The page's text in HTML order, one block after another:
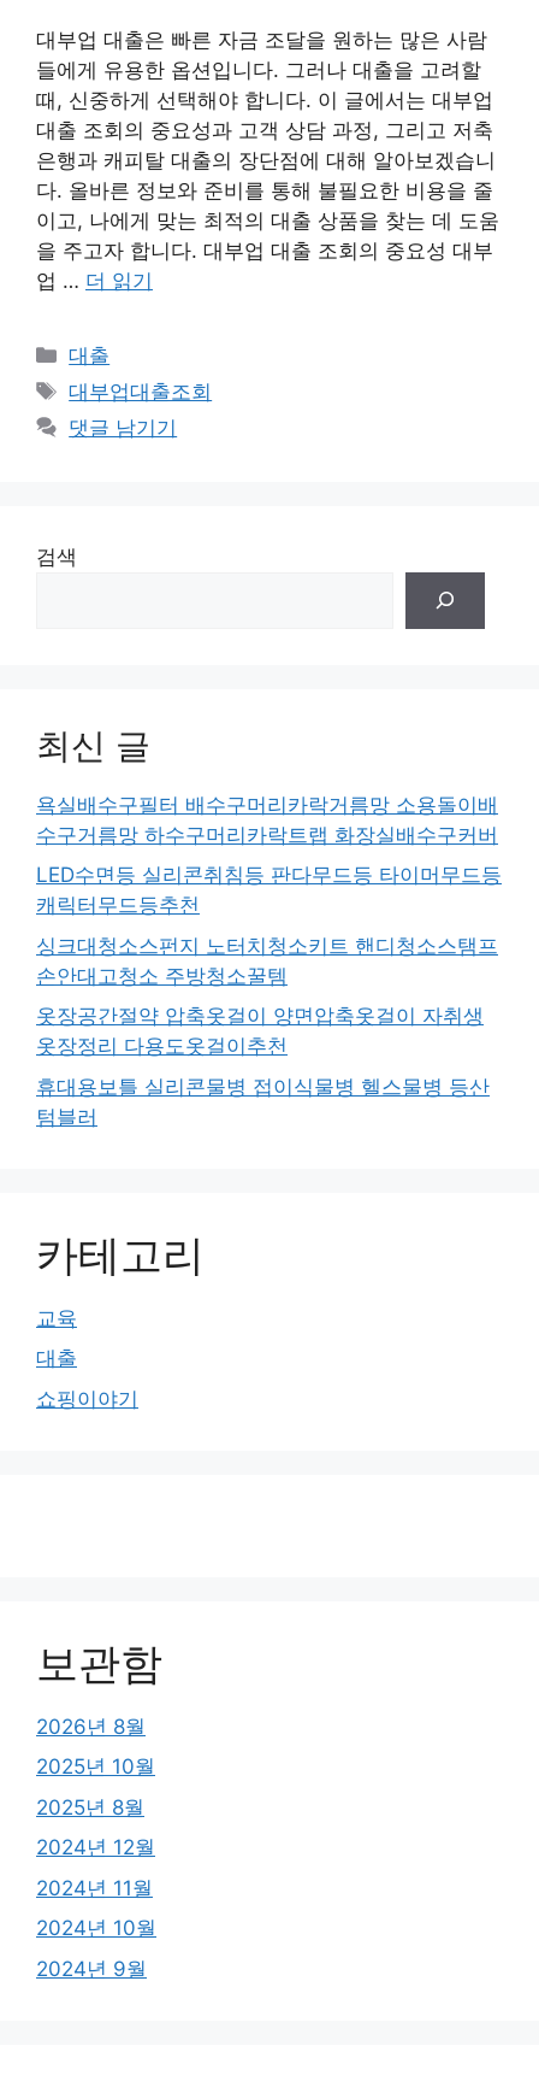
대부업 대출은 빠른 자금 조달을 원하는 많은 사람
들에게 유용한 옵션입니다. 그러나 대출을 고려할
때, 신중하게 선택해야 합니다. 이 글에서는 대부업
대출 조회의 중요성과 고객 상담 과정, 그리고 저축
은행과 캐피탈 대출의 장단점에 대해 알아보겠습니
다. 올바른 정보와 준비를 통해 불필요한 비용을 줄
이고, 나에게 맞는 최적의 대출 상품을 찾는 데 도움
을 주고자 합니다. 대부업 대출 조회의 중요성 대부
업 … 더 읽기
카
테
고
리
대출
태
그
대부업대출조회
댓글 남기기
검색
최신 글
욕실배수구필터 배수구머리카락거름망 소용돌이배
수구거름망 하수구머리카락트랩 화장실배수구커버
LED수면등 실리콘취침등 판다무드등 타이머무드등
캐릭터무드등추천
싱크대청소스펀지 노터치청소키트 핸디청소스탬프
손안대고청소 주방청소꿀템
옷장공간절약 압축옷걸이 양면압축옷걸이 자취생
옷장정리 다용도옷걸이추천
휴대용보틀 실리콘물병 접이식물병 헬스물병 등산
텀블러
카테고리
교육
대출
쇼핑이야기
보관함
2026년 8월
2025년 10월
2025년 8월
2024년 12월
2024년 11월
2024년 10월
2024년 9월